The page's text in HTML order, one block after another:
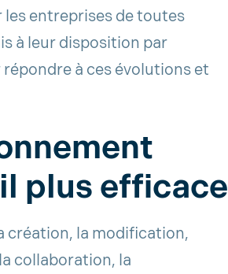
les entreprises de toutes
à leur disposition par
à ces évolutions et
plus efficace
création, la modification,
collaboration, la